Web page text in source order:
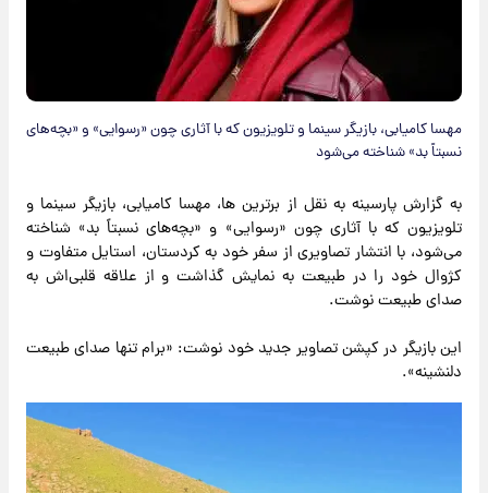
مهسا کامیابی، بازیگر سینما و تلویزیون که با آثاری چون «رسوایی» و «بچه‌های
نسبتاً بد» شناخته می‌شود
به گزارش پارسینه به نقل از برترین ها، مهسا کامیابی، بازیگر سینما و
تلویزیون که با آثاری چون «رسوایی» و «بچه‌های نسبتاً بد» شناخته
می‌شود، با انتشار تصاویری از سفر خود به کردستان، استایل متفاوت و
کژوال خود را در طبیعت به نمایش گذاشت و از علاقه قلبی‌اش به
صدای طبیعت نوشت.
این بازیگر در کپشن تصاویر جدید خود نوشت: «برام تنها صدای طبیعت
دلنشینه».